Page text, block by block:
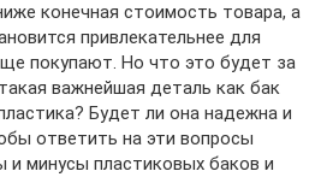
конечная стоимость товара, а
привлекательнее для
покупают. Но что это будет за
важнейшая деталь как бак
Будет ли она надежна и
ответить на эти вопросы
минусы пластиковых баков и